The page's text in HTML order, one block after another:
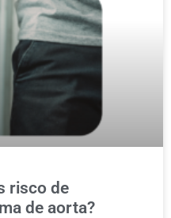
risco de
de aorta?